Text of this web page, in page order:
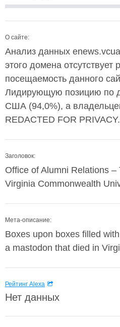
О сайте:
Анализ данных
этого домена отсутствует
посещаемость данного
Лидирующую позицию по
США (94,0%), а
REDACTED FOR PRIVACY.
Заголовок:
Office of Alumni Relations
Virginia Commonwealth
Мета-описание:
Boxes upon boxes filled
a mastodon that died in
Рейтинг Alexa
Нет данных